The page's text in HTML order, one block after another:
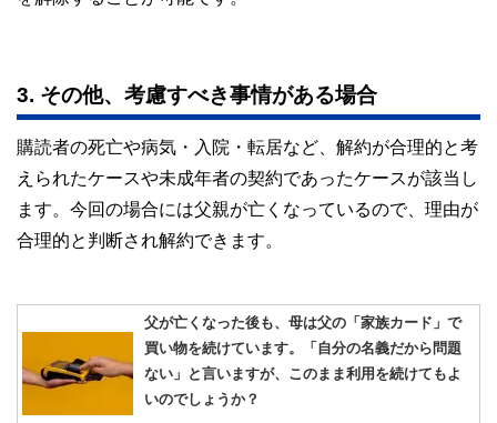
3. その他、考慮すべき事情がある場合
購読者の死亡や病気・入院・転居など、解約が合理的と考
えられたケースや未成年者の契約であったケースが該当し
ます。今回の場合には父親が亡くなっているので、理由が
合理的と判断され解約できます。
父が亡くなった後も、母は父の「家族カード」で
買い物を続けています。「自分の名義だから問題
ない」と言いますが、このまま利用を続けてもよ
いのでしょうか？